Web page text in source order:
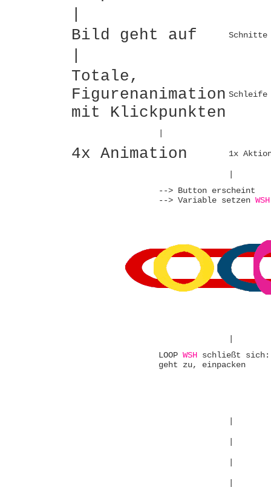
Bild geht auf
Schnitte
Totale,
Figurenanimation
mit Klickpunkten
Schleife
4x Animation 1x
--> Button erscheint
--> Variable setzen WSH
LOOP WSH schließt
geht zu, einpacken